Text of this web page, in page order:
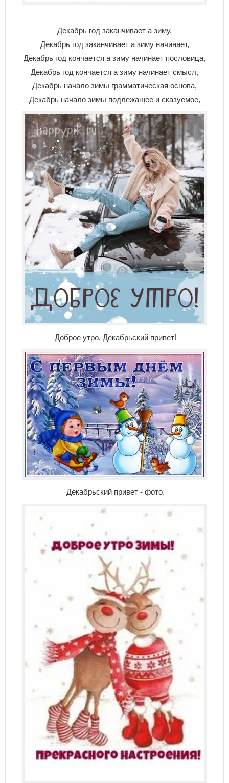
Декабрь год заканчивает а зиму,
Декабрь год заканчивает а зиму начинает,
Декабрь год кончается а зиму начинает пословица,
Декабрь год кончается а зиму начинает смысл,
Декабрь начало зимы грамматическая основа,
Декабрь начало зимы подлежащее и сказуемое,
Доброе утро, Декабрьский привет!
Декабрьский привет - фото.